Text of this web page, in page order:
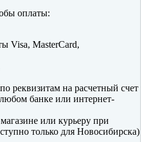
оплаты:
Visa, MasterCard,
реквизитам на расчетный счет
банке или интернет-
или курьеру при
только для Новосибирска)